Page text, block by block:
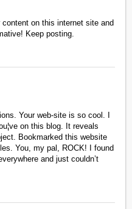
content on this internet site and
Keep posting.
Your web-site is so cool. I
on this blog. It reveals
Bookmarked this website
You, my pal, ROCK! I found
and just couldn’t